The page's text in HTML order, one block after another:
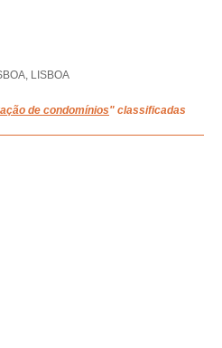
LISBOA
de condomínios" classificadas